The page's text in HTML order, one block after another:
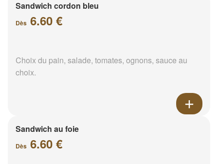
Sandwich cordon bleu
Dès 6.60 €
Choix du pain, salade, tomates, ognons, sauce au
choix.
Sandwich au foie
Dès 6.60 €